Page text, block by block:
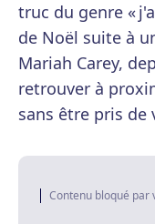
truc du genre «
de Noël suite à
Mariah Carey,
retrouver à
sans être pris de
Contenu bloqué par